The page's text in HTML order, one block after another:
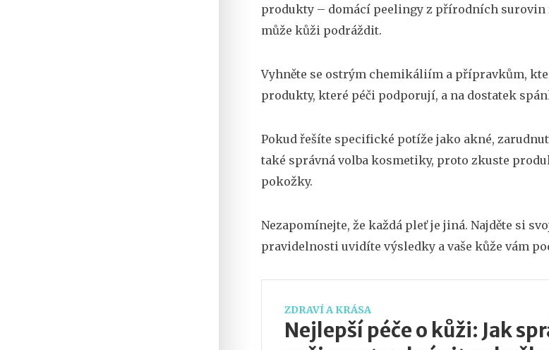
produkty – domácí peelingy z přírodních
může kůži podráždit.
Vyhněte se ostrým chemikáliím a přípravkům,
produkty, které péči podporují, a na dostatek
Pokud řešíte specifické potíže jako akné,
také správná volba kosmetiky, proto zkuste
pokožky.
Nezapomínejte, že každá pleť je jiná. Najděte si
pravidelnosti uvidíte výsledky a vaše kůže vám
ZDRAVÍ A KRÁSA
Nejlepší péče o kůži: Jak